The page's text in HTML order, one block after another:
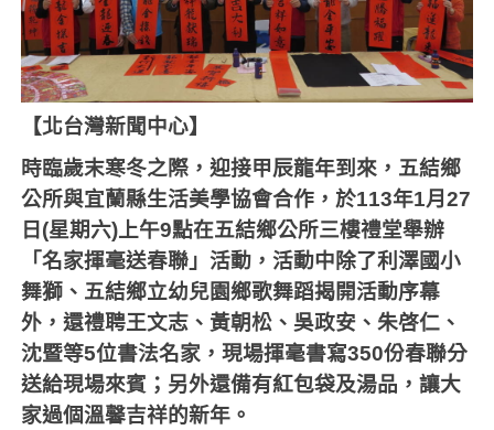
【北台灣新聞中心】
時臨歲末寒冬之際，迎接甲辰龍年到來，五結鄉
公所與宜蘭縣生活美學協會合作，於113年1月27
日 (星期六)上午9點在五結鄉公所三樓禮堂舉辦
「名家揮毫送春聯」活動，活動中除了利澤國小
舞獅、五結鄉立幼兒園鄉歌舞蹈揭開活動序幕
外，還禮聘王文志、黃朝松、吳政安、朱啓仁、
沈暨等5位書法名家，現場揮毫書寫350份春聯分
送給現場來賓；另外還備有紅包袋及湯品，讓大
家過個溫馨吉祥的新年。